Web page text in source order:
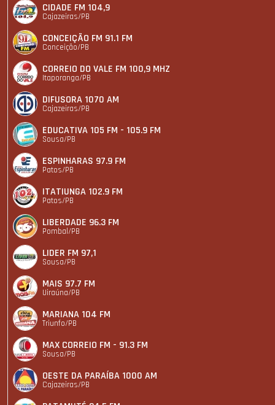
CIDADE FM 104,9
Cajazeiras/PB
CONCEIÇÃO FM 91.1 FM
Conceição/PB
CORREIO DO VALE FM 100,9 MHZ
Itaporanga/PB
DIFUSORA 1070 AM
Cajazeiras/PB
EDUCATIVA 105 FM - 105.9 FM
Sousa/PB
ESPINHARAS 97.9 FM
Patos/PB
ITATIUNGA 102.9 FM
Patos/PB
LIBERDADE 96.3 FM
Pombal/PB
LIDER FM 97,1
Sousa/PB
MAIS 97.7 FM
Uiraúna/PB
MARIANA 104 FM
Triunfo/PB
MAX CORREIO FM - 91.3 FM
Sousa/PB
OESTE DA PARAÍBA 1000 AM
Cajazeiras/PB